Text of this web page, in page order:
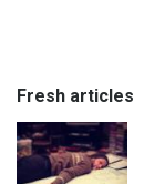
Fresh articles